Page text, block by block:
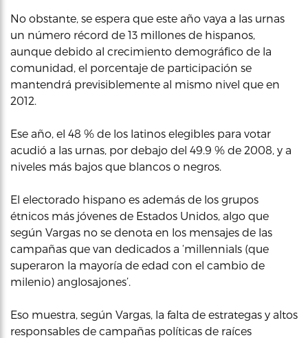
No obstante, se espera que este año vaya a las urnas
un número récord de 13 millones de hispanos,
aunque debido al crecimiento demográfico de la
comunidad, el porcentaje de participación se
mantendrá previsiblemente al mismo nivel que en
2012.
Ese año, el 48 % de los latinos elegibles para votar
acudió a las urnas, por debajo del 49.9 % de 2008, y a
niveles más bajos que blancos o negros.
El electorado hispano es además de los grupos
étnicos más jóvenes de Estados Unidos, algo que
según Vargas no se denota en los mensajes de las
campañas que van dedicados a ‘millennials (que
superaron la mayoría de edad con el cambio de
milenio) anglosajones’.
Eso muestra, según Vargas, la falta de estrategas y altos
responsables de campañas políticas de raíces